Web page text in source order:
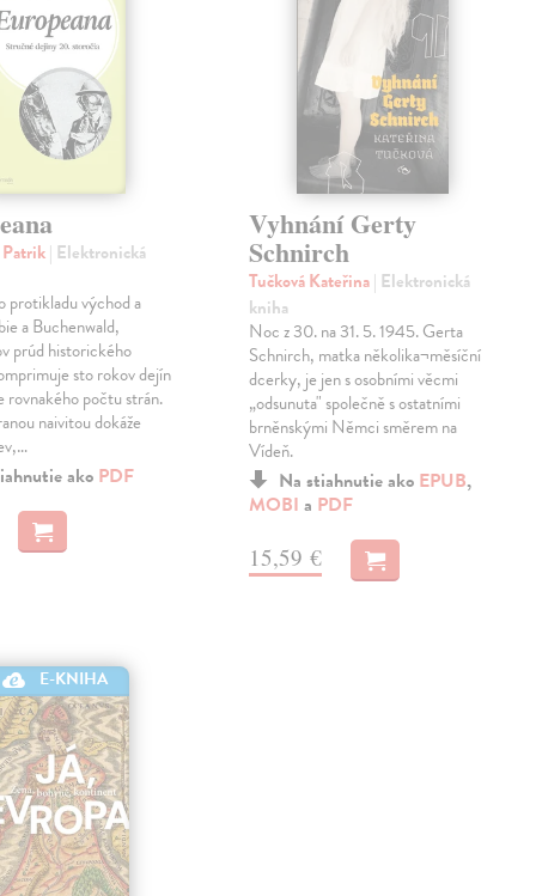
| Elektronická
protikladu východ a
a Buchenwald,
prúd historického
sto rokov dejín
rovnakého počtu strán.
naivitou dokáže
ako PDF
Vyhnání Gerty
Schnirch
Tučková Kateřina| Elektronická
kniha
Noc z 30. na 31. 5. 1945. Gerta
Schnirch, matka několika¬měsíční
dcerky, je jen s osobními věcmi
„odsunuta" společně s ostatními
brněnskými Němci směrem na
Vídeň.
Na stiahnutie ako EPUB,
MOBI a PDF
15,59 €
E-KNIHA